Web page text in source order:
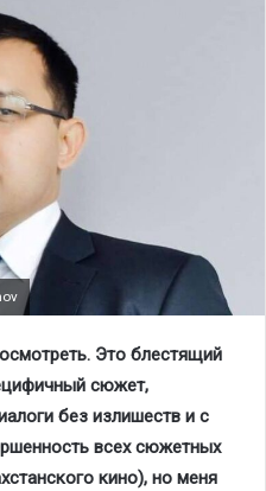
Это блестящий
сюжет,
без излишеств и с
всех сюжетных
кино), но меня